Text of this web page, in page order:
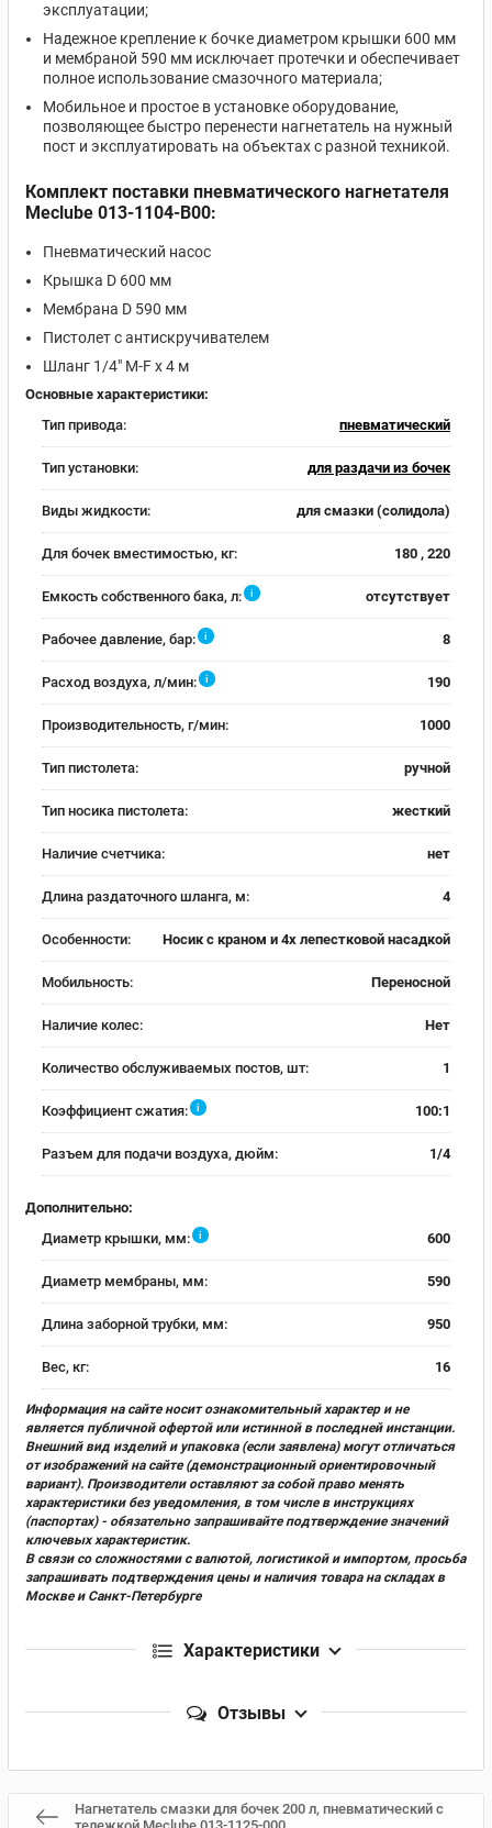
эксплуатации;
Надежное крепление к бочке диаметром крышки 600 мм
и мембраной 590 мм исключает протечки и обеспечивает
полное использование смазочного материала;
Мобильное и простое в установке оборудование,
позволяющее быстро перенести нагнетатель на нужный
пост и эксплуатировать на объектах с разной техникой.
Комплект поставки пневматического нагнетателя
Meclube 013-1104-B00:
Пневматический насос
Крышка D 600 мм
Мембрана D 590 мм
Пистолет с антискручивателем
Шланг 1/4" M-F х 4 м
Основные характеристики:
Тип привода:
пневматический
Тип установки: для раздачи из бочек
Виды жидкости: для смазки (солидола)
Для бочек вместимостью, кг: 180 , 220
Емкость собственного бака, л: i отсутствует
Рабочее давление, бар: i 8
Расход воздуха, л/мин: i 190
Производительность, г/мин: 1000
Тип пистолета: ручной
Тип носика пистолета: жесткий
Наличие счетчика: нет
Длина раздаточного шланга, м: 4
Особенности: Носик с краном и 4х лепестковой насадкой
Мобильность: Переносной
Наличие колес: Нет
Количество обслуживаемых постов, шт: 1
Коэффициент сжатия: i 100:1
Разъем для подачи воздуха, дюйм: 1/4
Дополнительно:
Диаметр крышки, мм:
i 600
Диаметр мембраны, мм: 590
Длина заборной трубки, мм: 950
Вес, кг: 16
Информация на сайте носит ознакомительный характер и не
является публичной офертой или истинной в последней инстанции.
Внешний вид изделий и упаковка (если заявлена) могут отличаться
от изображений на сайте (демонстрационный ориентировочный
вариант). Производители оставляют за собой право менять
характеристики без уведомления, в том числе в инструкциях
(паспортах) - обязательно запрашивайте подтверждение значений
ключевых характеристик.
В связи со сложностями с валютой, логистикой и импортом, просьба
запрашивать подтверждения цены и наличия товара на складах в
Москве и Санкт-Петербурге
Характеристики
Отзывы
Нагнетатель смазки для бочек 200 л, пневматический с